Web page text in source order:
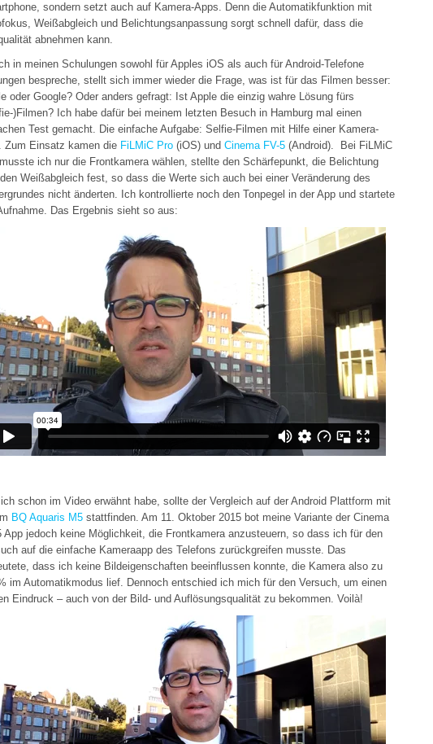
sondern setzt auch auf Kamera-Apps. Denn die Automatikfunktion mit
Weißabgleich und Belichtungsanpassung sorgt schnell dafür, dass die
abnehmen kann.
in meinen Schulungen sowohl für Apples iOS als auch für Android-Telefone
bespreche, stellt sich immer wieder die Frage, was ist für das Filmen besser:
oder Google? Oder anders gefragt: Ist Apple die einzig wahre Lösung fürs
)Filmen? Ich habe dafür bei meinem letzten Besuch in Hamburg mal einen
Test gemacht. Die einfache Aufgabe: Selfie-Filmen mit Hilfe einer Kamera-
Zum Einsatz kamen die FiLMiC Pro (iOS) und Cinema FV-5 (Android). Bei FiLMiC
ich nur die Frontkamera wählen, stellte den Schärfepunkt, die Belichtung
Weißabgleich fest, so dass die Werte sich auch bei einer Veränderung des
nicht änderten. Ich kontrollierte noch den Tonpegel in der App und startete
Das Ergebnis sieht so aus:
schon im Video erwähnt habe, sollte der Vergleich auf der Android Plattform mit
BQ Aquaris M5 stattfinden. Am 11. Oktober 2015 bot meine Variante der Cinema
App jedoch keine Möglichkeit, die Frontkamera anzusteuern, so dass ich für den
auf die einfache Kameraapp des Telefons zurückgreifen musste. Das
dass ich keine Bildeigenschaften beeinflussen konnte, die Kamera also zu
im Automatikmodus lief. Dennoch entschied ich mich für den Versuch, um einen
Eindruck – auch von der Bild- und Auflösungsqualität zu bekommen. Voilà!